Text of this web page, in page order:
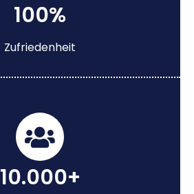
100%
Zufriedenheit
10.000+